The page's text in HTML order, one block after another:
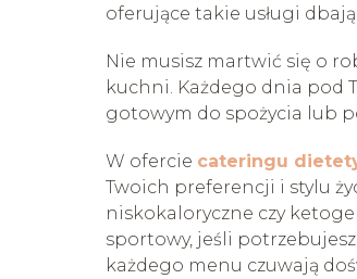
oferujące takie usługi
Nie musisz martwić się o
kuchni. Każdego dnia pod
gotowym do spożycia lub
W ofercie cateringu
Twoich preferencji i stylu
niskokaloryczne czy
sportowy, jeśli
każdego menu czuwają